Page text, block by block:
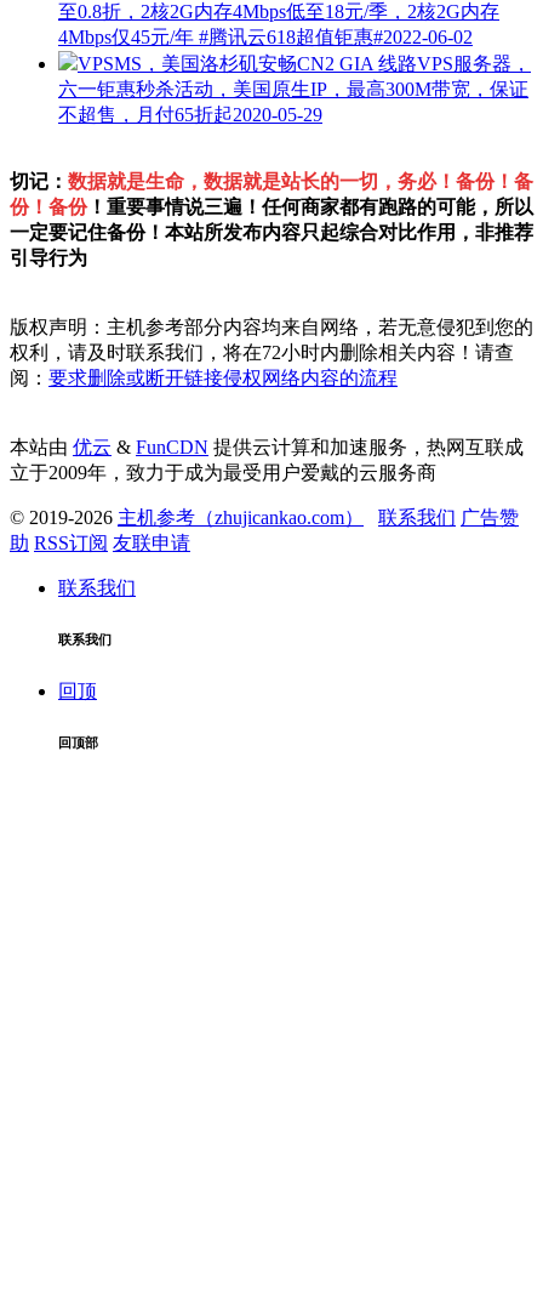
至0.8折，2核2G内存4Mbps低至18元/季，2核2G内存
4Mbps仅45元/年 #腾讯云618超值钜惠#2022-06-02
VPSMS，美国洛杉矶安畅CN2 GIA 线路VPS服务器，
六一钜惠秒杀活动，美国原生IP，最高300M带宽，保证
不超售，月付65折起2020-05-29
切记： 数据就是生命，数据就是站长的一切，务必！备份！备
份！备份！重要事情说三遍！任何商家都有跑路的可能，所以
一定要记住备份！本站所发布内容只起综合对比作用，非推荐
引导行为
版权声明：主机参考部分内容均来自网络，若无意侵犯到您的
权利，请及时联系我们，将在72小时内删除相关内容！请查
阅： 要求删除或断开链接侵权网络内容的流程
本站由 优云 & FunCDN 提供云计算和加速服务，热网互联成
立于2009年，致力于成为最受用户爱戴的云服务商
© 2019-2026 主机参考（zhujicankao.com） 联系我们 广告赞
助 RSS订阅 友联申请
联系我们
联系我们
回顶
回顶部